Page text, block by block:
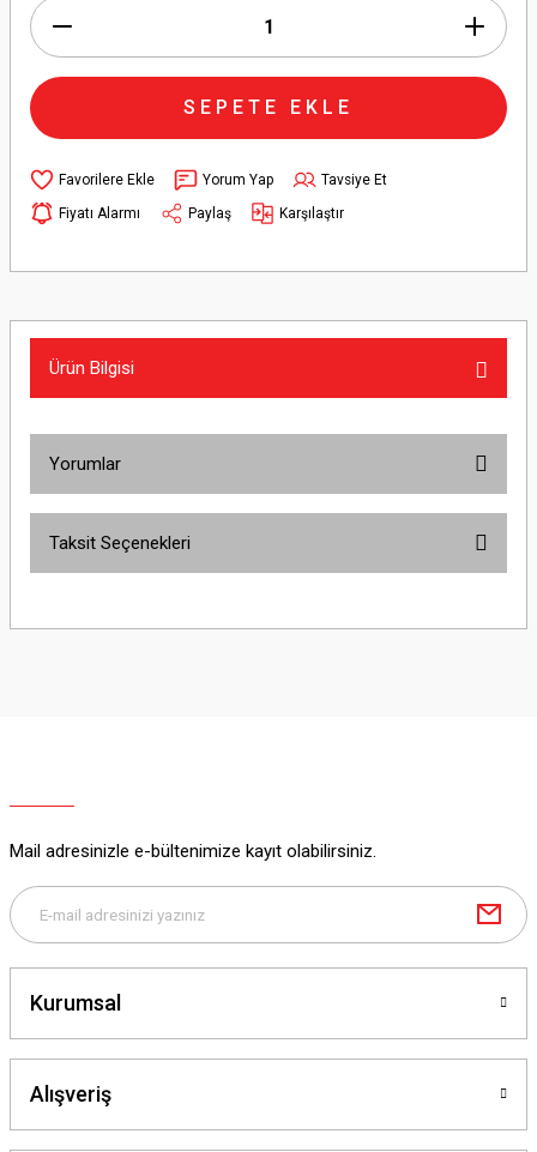
SEPETE EKLE
Yorum Yap
Tavsiye Et
Fiyatı Alarmı
Paylaş Karşılaştır
Ürün Bilgisi
Yorumlar
Yorum Yaz
Taksit Seçenekleri
Mail adresinizle e-bültenimize kayıt olabilirsiniz.
Kurumsal
Alışveriş